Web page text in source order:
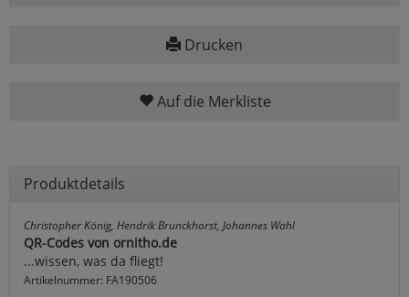
Drucken
Auf die Merkliste
Produktdetails
Christopher König, Hendrik Brunckhorst, Johannes Wahl
QR-Codes von ornitho.de
...wissen, was da fliegt!
Artikelnummer: FA190506